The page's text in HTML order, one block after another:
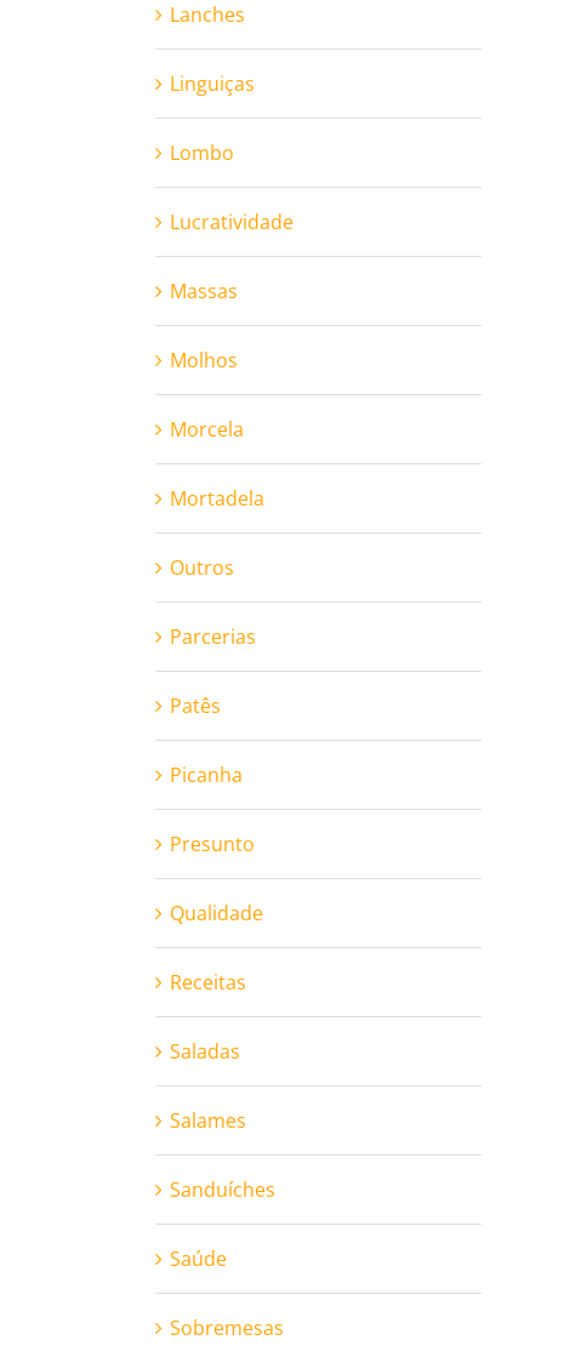
Lanches
Linguiças
Lombo
Lucratividade
Massas
Molhos
Morcela
Mortadela
Outros
Parcerias
Patês
Picanha
Presunto
Qualidade
Receitas
Saladas
Salames
Sanduíches
Saúde
Sobremesas